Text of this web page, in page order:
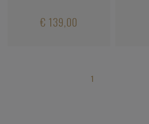
€ 139,00
1